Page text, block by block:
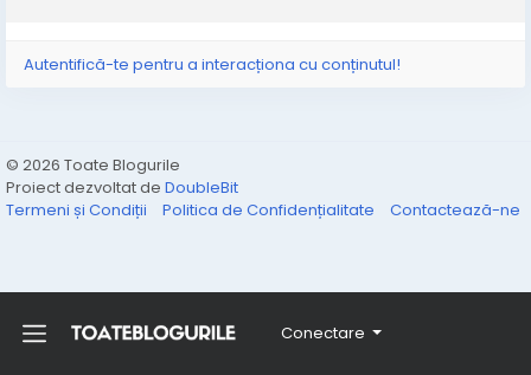
Conectare
#amenajarihoreca
#amenajarihoteliere
#proiectcamerahotel
#hotelurimoderne
#sfaturiamenajari
#amenajarehotel #amenajareboutiquehotel
Autentifică-te pentru a interacționa cu conținutul!
© 2026 Toate Blogurile
Proiect dezvoltat de DoubleBit
Termeni și Condiții
Politica de Confidențialitate Contactează-ne